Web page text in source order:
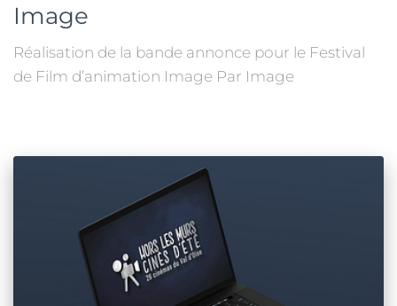
Image
Réalisation de la bande annonce pour le Festival
de Film d’animation Image Par Image